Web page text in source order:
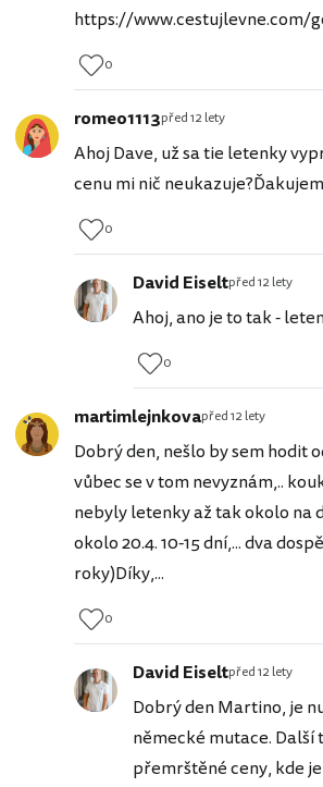
https://www.cestujlevne.com/
0
romeo1113před 12 lety
Ahoj Dave, už sa tie letenky
cenu mi nič neukazuje?Ďakujem
0
David Eiseltpřed 12 lety
Ahoj, ano je to tak -
0
martimlejnkovapřed 12 lety
Dobrý den, nešlo by sem hodit
vůbec se v tom nevyznám,..
nebyly letenky až tak okolo na
okolo 20.4. 10-15 dní,... dva
roky)Díky,...
0
David Eiseltpřed 12 lety
Dobrý den Martino, je
německé mutace. Další
přemrštěné ceny, kde